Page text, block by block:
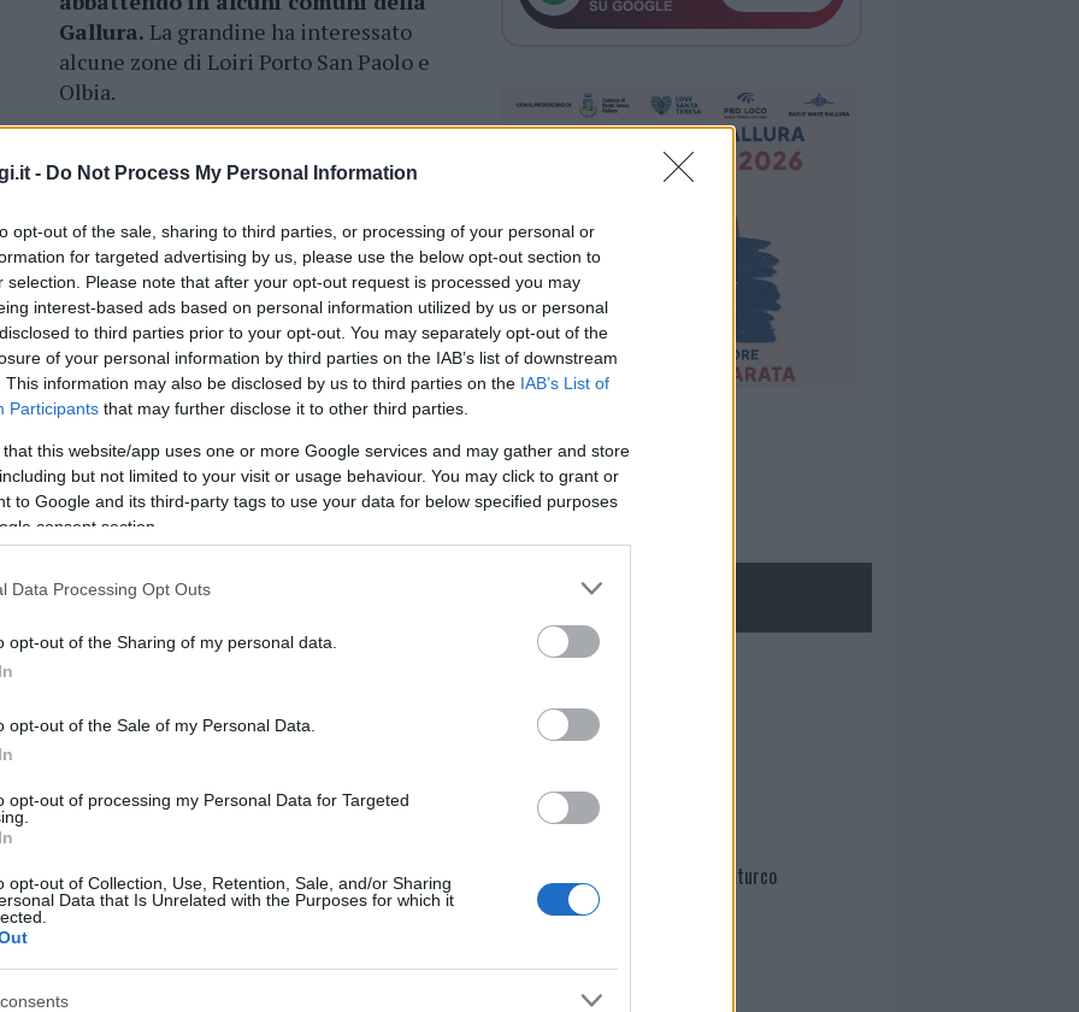
- Do Not Process My Personal Information
opt-out of the sale, sharing to third parties, or processing of your personal or
for targeted advertising by us, please use the below opt-out section to
selection. Please note that after your opt-out request is processed you may
interest-based ads based on personal information utilized by us or personal
to third parties prior to your opt-out. You may separately opt-out of the
of your personal information by third parties on the IAB’s list of downstream
This information may also be disclosed by us to third parties on the IAB’s List of
Participants that may further disclose it to other third parties.
that this website/app uses one or more Google services and may gather and store
but not limited to your visit or usage behaviour. You may click to grant or
to Google and its third-party tags to use your data for below specified purposes
consent section.
Data Processing Opt Outs
opt-out of the Sharing of my personal data.
opt-out of the Sale of my Personal Data.
opt-out of processing my Personal Data for Targeted
opt-out of Collection, Use, Retention, Sale, and/or Sharing
Data that Is Unrelated with the Purposes for which it
Gallura. La grandine ha interessato
alcune zone di Loiri Porto San Paolo e
Olbia.
almeno anche nei prossimi giorni e
un graduale aumento delle
delle condizioni meteo.
cliccandoqui
nella sezioneLogin
di GalluraOggi.it
i tuoi video e le tue foto
+39 345 356 7512
NECROLOGIE
Martina Agostina Diturco
I nostri cari